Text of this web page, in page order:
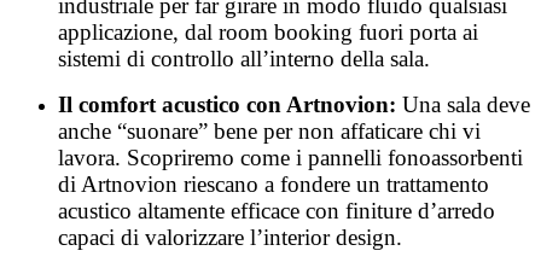
industriale per far girare in modo fluido qualsiasi
applicazione, dal room booking fuori porta ai
sistemi di controllo all’interno della sala.
Il comfort acustico con Artnovion: Una sala deve
anche “suonare” bene per non affaticare chi vi
lavora. Scopriremo come i pannelli fonoassorbenti
di Artnovion riescano a fondere un trattamento
acustico altamente efficace con finiture d’arredo
capaci di valorizzare l’interior design.